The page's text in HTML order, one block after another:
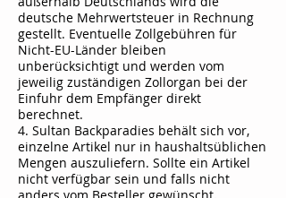
deutsche Mehrwertsteuer in Rechnung
gestellt. Eventuelle Zollgebühren für
Nicht-EU-Länder bleiben
unberücksichtigt und werden vom
jeweilig zuständigen Zollorgan bei der
Einfuhr dem Empfänger direkt
berechnet.
4. Sultan Backparadies behält sich vor,
einzelne Artikel nur in haushaltsüblichen
Mengen auszuliefern. Sollte ein Artikel
nicht verfügbar sein und falls nicht